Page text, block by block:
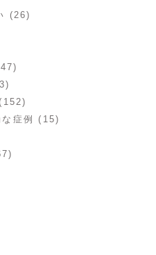
(26)
症例 (15)